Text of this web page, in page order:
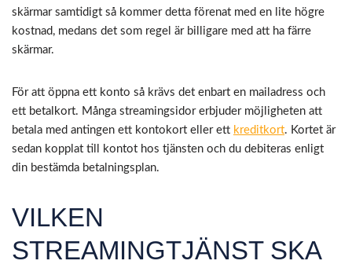
skärmar samtidigt så kommer detta förenat med en lite högre
kostnad, medans det som regel är billigare med att ha färre
skärmar.
För att öppna ett konto så krävs det enbart en mailadress och
ett betalkort. Många streamingsidor erbjuder möjligheten att
betala med antingen ett kontokort eller ett kreditkort. Kortet är
sedan kopplat till kontot hos tjänsten och du debiteras enligt
din bestämda betalningsplan.
VILKEN
STREAMINGTJÄNST SKA